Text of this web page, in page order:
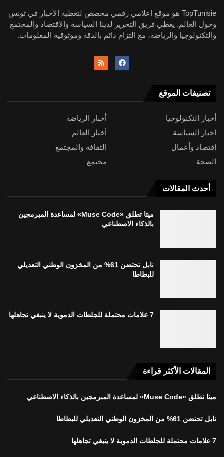
TopTunisie هو موقع إعلامي رقمي مخصص لتغطية الأخبار في تونس
وحول العالم. يغطي فريق التحرير لدينا السياسة والاقتصاد والمجتمع
والتكنولوجيا والرياضة، مع التزام دائم بالدقة وموثوقية المعلومات.
تصنيفات الموقع
أخبار التكنولوجيا
أخبار الرياضة
أخبار السياسة
أخبار العالم
اقتصاد وأعمال
الثقافة والمجتمع
الصحة
مجتمع
أحدث المقالات
ميتا تطلق «Muse Code» لمساعدة المبرمجين
بالذكاء الاصطناعي
نابل تحتضن 61% من المخزون الوطني التعديلي
للبطاطا
7 علامات محتملة للجلطات الدموية لا ينبغي تجاهلها
المقالات الأكثر قراءة
ميتا تطلق «Muse Code» لمساعدة المبرمجين بالذكاء الاصطناعي
نابل تحتضن 61% من المخزون الوطني التعديلي للبطاطا
7 علامات محتملة للجلطات الدموية لا ينبغي تجاهلها